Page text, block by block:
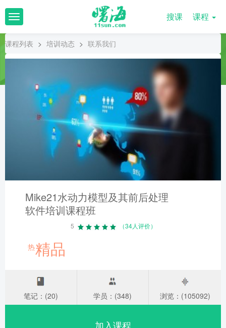
T
o
g
l
搜课 课程
课程列表 > 培训动态 > 联系我们
Mike21水动力模型及其前后处理
软件培训课程班
5 （34人评价）
热精品
笔记：(20) 学员：(348) 浏览：(105092)
加入课程